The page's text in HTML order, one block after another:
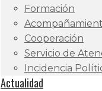
Formación
Cooperación
Servicio de
Incidencia
Actualidad